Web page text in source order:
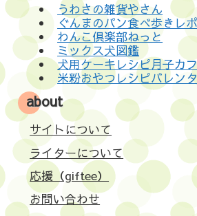
うわさの雑貨やさん
ぐんまのパン食べ歩きレ
わんこ倶楽部ねっと
ミックス犬図鑑
犬用ケーキレシピ月子カ
米粉おやつレシピバレン
about
サイトについて
ライターについて
応援（giftee）
お問い合わせ